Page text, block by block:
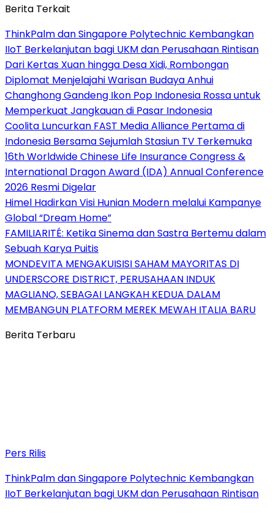
Berita Terkait
ThinkPalm dan Singapore Polytechnic Kembangkan
IIoT Berkelanjutan bagi UKM dan Perusahaan Rintisan
Dari Kertas Xuan hingga Desa Xidi, Rombongan
Diplomat Menjelajahi Warisan Budaya Anhui
Changhong Gandeng Ikon Pop Indonesia Rossa untuk
Memperkuat Jangkauan di Pasar Indonesia
Coolita Luncurkan FAST Media Alliance Pertama di
Indonesia Bersama Sejumlah Stasiun TV Terkemuka
16th Worldwide Chinese Life Insurance Congress &
International Dragon Award (IDA) Annual Conference
2026 Resmi Digelar
Himel Hadirkan Visi Hunian Modern melalui Kampanye
Global “Dream Home”
FAMILIARITÉ: Ketika Sinema dan Sastra Bertemu dalam
Sebuah Karya Puitis
MONDEVITA MENGAKUISISI SAHAM MAYORITAS DI
UNDERSCORE DISTRICT, PERUSAHAAN INDUK
MAGLIANO, SEBAGAI LANGKAH KEDUA DALAM
MEMBANGUN PLATFORM MEREK MEWAH ITALIA BARU
Berita Terbaru
Pers Rilis
ThinkPalm dan Singapore Polytechnic Kembangkan
IIoT Berkelanjutan bagi UKM dan Perusahaan Rintisan